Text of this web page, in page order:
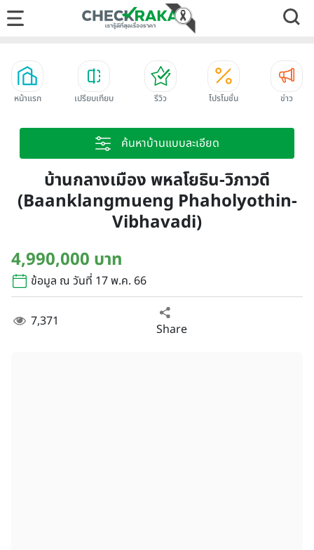
หน้าแรก เปรียบเทียบ รีวิว โปรโมชั่น ข่าว
ค้นหาบ้านแบบละเอียด
บ้านกลางเมือง พหลโยธิน-วิภาวดี
(Baanklangmueng Phaholyothin-
Vibhavadi)
4,990,000 บาท
ข้อมูล ณ วันที่ 17 พ.ค. 66
7,371 Share